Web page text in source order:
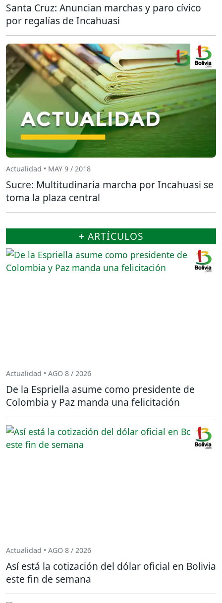
Santa Cruz: Anuncian marchas y paro cívico
por regalías de Incahuasi
Actualidad • MAY 9 / 2018
Sucre: Multitudinaria marcha por Incahuasi se
toma la plaza central
+ ARTÍCULOS
Actualidad • AGO 8 / 2026
De la Espriella asume como presidente de
Colombia y Paz manda una felicitación
Actualidad • AGO 8 / 2026
Así está la cotización del dólar oficial en Bolivia
este fin de semana